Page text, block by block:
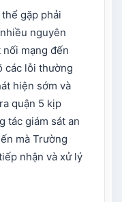
gặp phải
nguyên
mạng đến
các lỗi thường
hiện sớm và
quận 5 kịp
tác giám sát an
mà Trường
nhận và xử lý